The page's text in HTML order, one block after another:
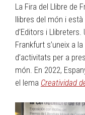
La Fira del Llibre de
llibres del món i
d’Editors i
Frankfurt s’uneix a
d’activitats per a
món. En 2022,
el lema Creatividad